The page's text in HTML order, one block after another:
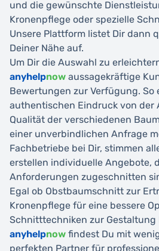
und die gewünschte
Kronenpflege oder spezielle
Unsere Plattform listet Dir dann
Deiner Nähe auf.
Um Dir die Auswahl zu
anyhelpnow aussagekräftige
Bewertungen zur Verfügung. So
authentischen Eindruck von der
Qualität der verschiedenen
einer unverbindlichen Anfrage
Fachbetriebe bei Dir, stimmen
erstellen individuelle Angebote,
Anforderungen zugeschnitten
Egal ob Obstbaumschnitt zur
Kronenpflege für eine bessere
Schnitttechniken zur Gestaltung
anyhelpnow findest Du mit
perfekten Partner für